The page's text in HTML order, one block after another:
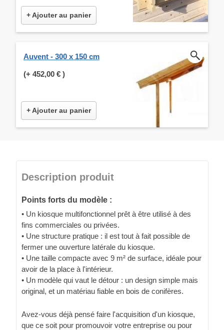
+ Ajouter au panier
Auvent - 300 x 150 cm
(+ 452,00 € )
+ Ajouter au panier
Description produit
Points forts du modèle :
• Un kiosque multifonctionnel prêt à être utilisé à des
fins commerciales ou privées.
• Une structure pratique : il est tout à fait possible de
fermer une ouverture latérale du kiosque.
• Une taille compacte avec 9 m² de surface, idéale pour
avoir de la place à l'intérieur.
• Un modèle qui vaut le détour : un design simple mais
original, et un matériau fiable en bois de conifères.
Avez-vous déjà pensé faire l'acquisition d'un kiosque,
que ce soit pour promouvoir votre entreprise ou pour